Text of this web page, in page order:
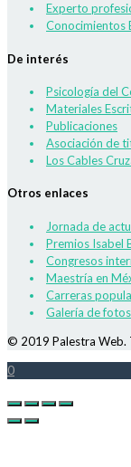
Experto
Conocimientos
De interés
Psicología del
Materiales
Publicaciones
Asociación de
Los Cables
Otros enlaces
Jornada de
Premios Isabel
Congresos
Maestría en
Carreras
Galería de fotos
© 2019 Palestra Web.
0